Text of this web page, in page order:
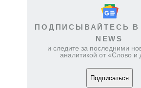
ПОДПИСЫВАЙТЕСЬ В
NEWS
и следите за последними
аналитикой от «Слово и
Подписаться